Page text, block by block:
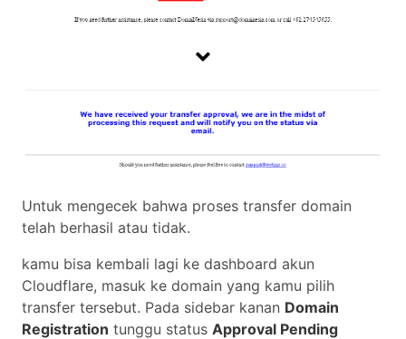
Untuk mengecek bahwa proses transfer domain
telah berhasil atau tidak.
kamu bisa kembali lagi ke dashboard akun
Cloudflare, masuk ke domain yang kamu pilih
transfer tersebut. Pada sidebar kanan Domain
Registration tunggu status Approval Pending